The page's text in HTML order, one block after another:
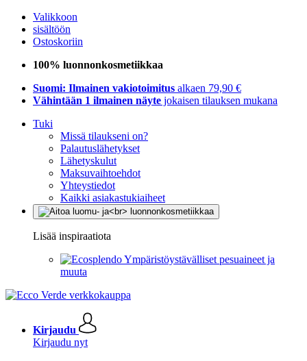
Valikkoon
sisältöön
Ostoskoriin
100% luonnonkosmetiikkaa
Suomi: Ilmainen vakiotoimitus alkaen 79,90 €
Vähintään 1 ilmainen näyte jokaisen tilauksen mukana
Tuki
Missä tilaukseni on?
Palautuslähetykset
Lähetyskulut
Maksuvaihtoehdot
Yhteystiedot
Kaikki asiakastukiaiheet
Lisää inspiraatiota
Ympäristöystävälliset pesuaineet ja
muuta
Kirjaudu
Kirjaudu nyt